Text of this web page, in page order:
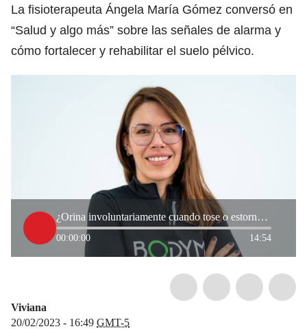
La fisioterapeuta Ángela María Gómez conversó en
“Salud y algo más” sobre las señales de alarma y
cómo fortalecer y rehabilitar el suelo pélvico.
¿Orina involuntariamente cuando tose o estornuda? Experta explicó las causas
00:00:00 14:54
Viviana
20/02/2023 - 16:49 GMT-5